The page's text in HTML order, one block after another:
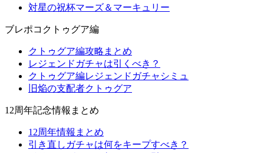
対星の祝杯マーズ＆マーキュリー
ブレポコクトゥグア編
クトゥグア編攻略まとめ
レジェンドガチャは引くべき？
クトゥグア編レジェンドガチャシミュ
旧焔の支配者クトゥグア
12周年記念情報まとめ
12周年情報まとめ
引き直しガチャは何をキープすべき？